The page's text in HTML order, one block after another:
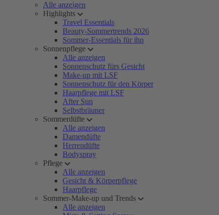
Alle anzeigen
Highlights
Travel Essentials
Beauty-Sommertrends 2026
Sommer-Essentials für ihn
Sonnenpflege
Alle anzeigen
Sonnenschutz fürs Gesicht
Make-up mit LSF
Sonnenschutz für den Körper
Haarpflege mit LSF
After Sun
Selbstbräuner
Sommerdüfte
Alle anzeigen
Damendüfte
Herrendüfte
Bodyspray
Pflege
Alle anzeigen
Gesicht & Körperpflege
Haarpflege
Sommer-Make-up und Trends
Alle anzeigen